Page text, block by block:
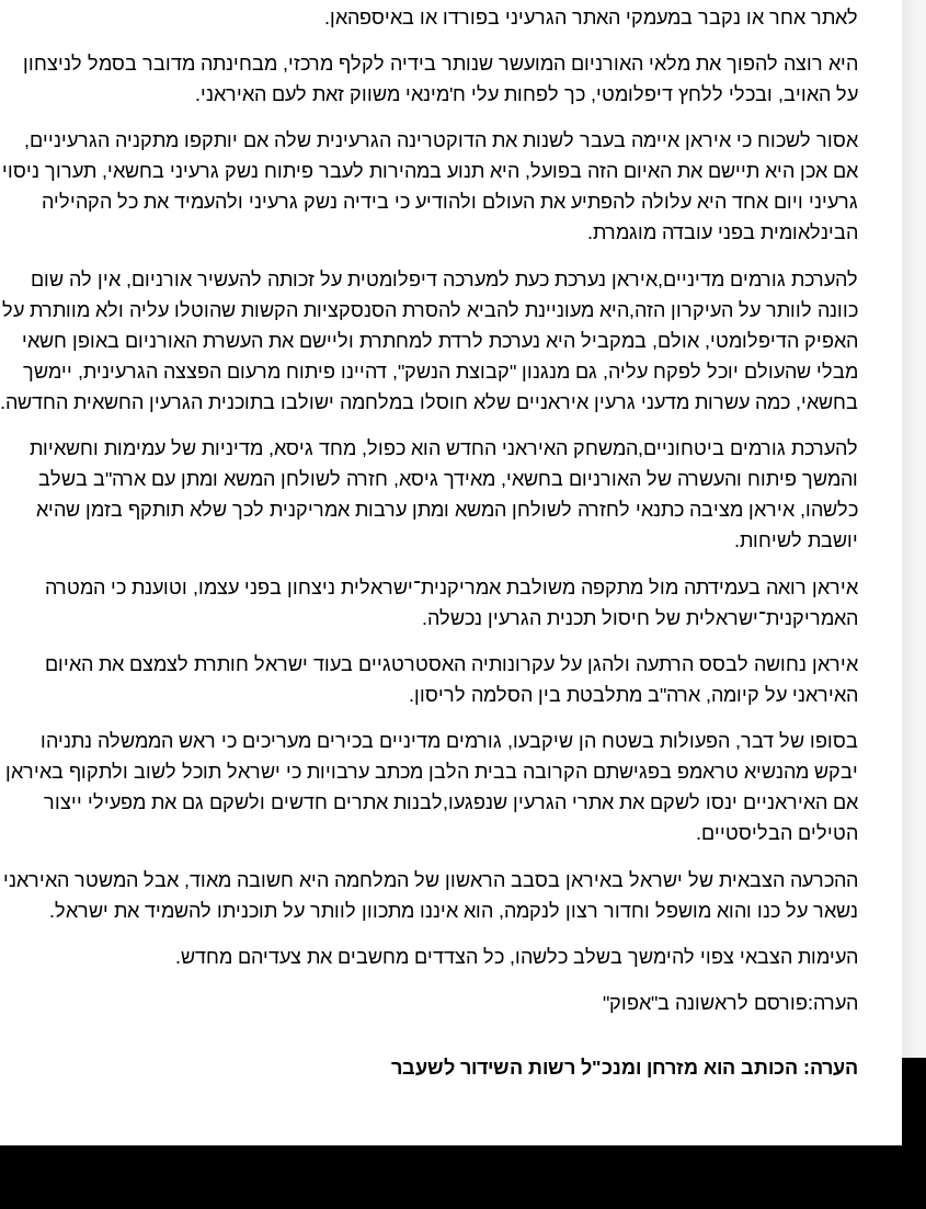
לאתר אחר או נקבר במעמקי האתר הגרעיני בפורדו או באיספהאן.
היא רוצה להפוך את מלאי האורניום המועשר שנותר בידיה לקלף מרכזי, מבחינתה מדובר בסמל לניצחון
על האויב, ובכלי ללחץ דיפלומטי, כך לפחות עלי ח'מינאי משווק זאת לעם האיראני.
אסור לשכוח כי איראן איימה בעבר לשנות את הדוקטרינה הגרעינית שלה אם יותקפו מתקניה הגרעיניים,
אם אכן היא תיישם את האיום הזה בפועל, היא תנוע במהירות לעבר פיתוח נשק גרעיני בחשאי, תערוך ניסוי
גרעיני ויום אחד היא עלולה להפתיע את העולם ולהודיע כי בידיה נשק גרעיני ולהעמיד את כל הקהיליה
הבינלאומית בפני עובדה מוגמרת.
להערכת גורמים מדיניים,איראן נערכת כעת למערכה דיפלומטית על זכותה להעשיר אורניום, אין לה שום
כוונה לוותר על העיקרון הזה,היא מעוניינת להביא להסרת הסנסקציות הקשות שהוטלו עליה ולא מוותרת על
האפיק הדיפלומטי, אולם, במקביל היא נערכת לרדת למחתרת וליישם את העשרת האורניום באופן חשאי
מבלי שהעולם יוכל לפקח עליה, גם מנגנון "קבוצת הנשק", דהיינו פיתוח מרעום הפצצה הגרעינית, יימשך
בחשאי, כמה עשרות מדעני גרעין איראניים שלא חוסלו במלחמה ישולבו בתוכנית הגרעין החשאית החדשה.
להערכת גורמים ביטחוניים,המשחק האיראני החדש הוא כפול, מחד גיסא, מדיניות של עמימות וחשאיות
והמשך פיתוח והעשרה של האורניום בחשאי, מאידך גיסא, חזרה לשולחן המשא ומתן עם ארה"ב בשלב
כלשהו, איראן מציבה כתנאי לחזרה לשולחן המשא ומתן ערבות אמריקנית לכך שלא תותקף בזמן שהיא
יושבת לשיחות.
איראן רואה בעמידתה מול מתקפה משולבת אמריקנית־ישראלית ניצחון בפני עצמו, וטוענת כי המטרה
האמריקנית־ישראלית של חיסול תכנית הגרעין נכשלה.
איראן נחושה לבסס הרתעה ולהגן על עקרונותיה האסטרטגיים בעוד ישראל חותרת לצמצם את האיום
האיראני על קיומה, ארה"ב מתלבטת בין הסלמה לריסון.
בסופו של דבר, הפעולות בשטח הן שיקבעו, גורמים מדיניים בכירים מעריכים כי ראש הממשלה נתניהו
יבקש מהנשיא טראמפ בפגישתם הקרובה בבית הלבן מכתב ערבויות כי ישראל תוכל לשוב ולתקוף באיראן
אם האיראניים ינסו לשקם את אתרי הגרעין שנפגעו,לבנות אתרים חדשים ולשקם גם את מפעילי ייצור
הטילים הבליסטיים.
ההכרעה הצבאית של ישראל באיראן בסבב הראשון של המלחמה היא חשובה מאוד, אבל המשטר האיראני
נשאר על כנו והוא מושפל וחדור רצון לנקמה, הוא איננו מתכוון לוותר על תוכניתו להשמיד את ישראל.
העימות הצבאי צפוי להימשך בשלב כלשהו, כל הצדדים מחשבים את צעדיהם מחדש.
הערה:פורסם לראשונה ב"אפוק"
הערה: הכותב הוא מזרחן ומנכ"ל רשות השידור לשעבר